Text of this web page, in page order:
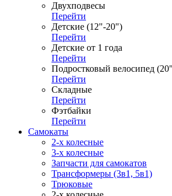
Двухподвесы
Перейти
Детские (12"-20")
Перейти
Детские от 1 года
Перейти
Подростковый велосипед
Перейти
Складные
Перейти
Фэтбайки
Перейти
Самокаты
2-х колесные
3-х колесные
Запчасти для самокатов
Трансформеры (3в1, 5в1)
Трюковые